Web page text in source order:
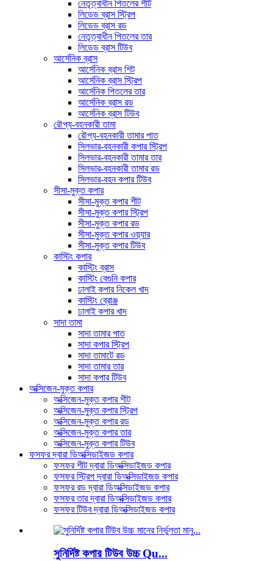
নেতৃত্বাধীন পিতলের শীট
লিডেড ব্রাস স্ট্রিপ
লিডেড ব্রাস রড
নেতৃত্বাধীন পিতলের তার
লিডেড ব্রাস টিউব
আর্সেনিক ব্রাস
আর্সেনিক ব্রাস শিট
আর্সেনিক ব্রাস স্ট্রিপ
আর্সেনিক পিতলের তার
আর্সেনিক ব্রাস রড
আর্সেনিক ব্রাস টিউব
রৌপ্য-বহনকারী তামা
রৌপ্য-বহনকারী তামার পাত
সিলভার-বহনকারী কপার স্ট্রিপ
সিলভার-বহনকারী তামার তার
সিলভার-বহনকারী তামার রড
সিলভার-বহন কপার টিউব
সীসা-মুক্ত কপার
সীসা-মুক্ত কপার শীট
সীসা-মুক্ত কপার স্ট্রিপ
সীসা-মুক্ত কপার রড
সীসা-মুক্ত কপার ওয়্যার
সীসা-মুক্ত কপার টিউব
কাস্টিং কপার
কাস্টিং ব্রাস
কাস্টিং বেগুনি কপার
ঢালাই কপার নিকেল খাদ
কাস্টিং ব্রোঞ্জ
ঢালাই কপার খাদ
সাদা তামা
সাদা তামার পাত
সাদা কপার স্ট্রিপ
সাদা তামাটে রড
সাদা তামার তার
সাদা কপার টিউব
অক্সিজেন-মুক্ত কপার
অক্সিজেন-মুক্ত কপার শীট
অক্সিজেন-মুক্ত কপার স্ট্রিপ
অক্সিজেন-মুক্ত কপার রড
অক্সিজেন-মুক্ত কপার তার
অক্সিজেন-মুক্ত কপার টিউব
ফসফর দ্বারা ডিঅক্সিডাইজড কপার
ফসফর শীট দ্বারা ডিঅক্সিডাইজড কপার
ফসফর স্ট্রিপ দ্বারা ডিঅক্সিডাইজড কপার
ফসফর রড দ্বারা ডিঅক্সিডাইজড কপার
ফসফর তার দ্বারা ডিঅক্সিডাইজড কপার
ফসফর টিউব দ্বারা ডিঅক্সিডাইজড কপার
সুনির্দিষ্ট কপার টিউব উচ্চ Qu...